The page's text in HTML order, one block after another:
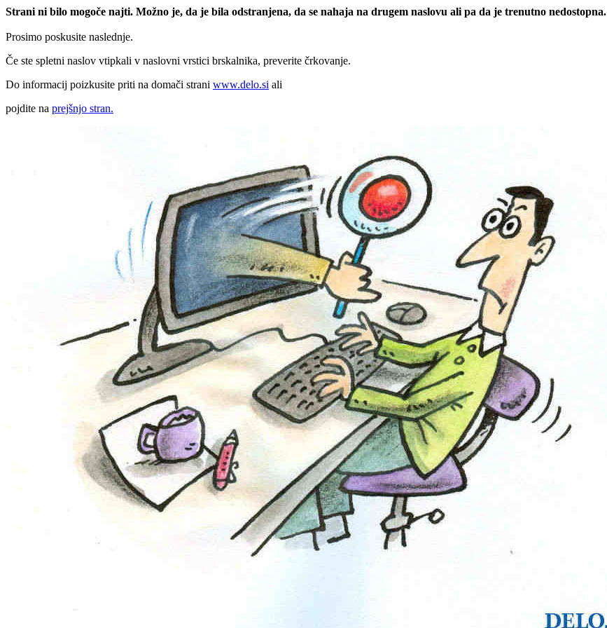
Strani ni bilo mogoče najti. Možno je, da je bila odstranjena, da se nahaja na drugem naslovu ali pa da je trenutno nedostopna.
Prosimo poskusite naslednje.
Če ste spletni naslov vtipkali v naslovni vrstici brskalnika, preverite črkovanje.
Do informacij poizkusite priti na domači strani www.delo.si ali
pojdite na prejšnjo stran.